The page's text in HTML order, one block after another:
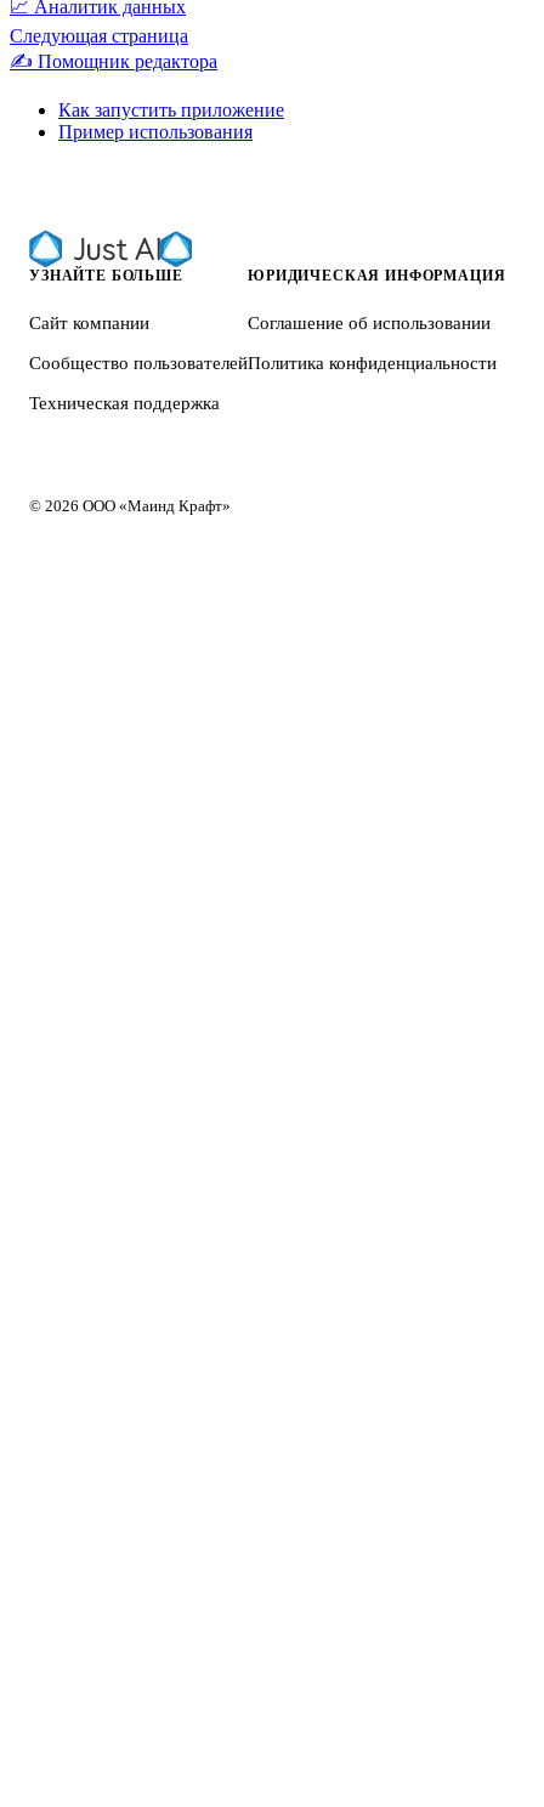
📈 Аналитик данных
Следующая страница
✍️ Помощник редактора
Как запустить приложение
Пример использования
УЗНАЙТЕ БОЛЬШЕ
Сайт компании
Сообщество пользователей
Техническая поддержка
ЮРИДИЧЕСКАЯ ИНФОРМАЦИЯ
Соглашение об использовании
Политика конфиденциальности
© 2026 ООО «Маинд Крафт»